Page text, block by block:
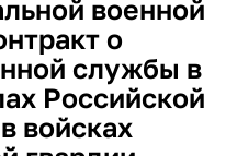
военной
о
службы в
Российской
войсках